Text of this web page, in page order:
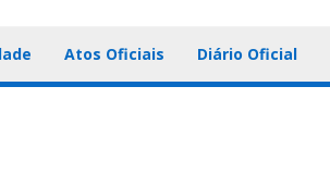
Atos Oficiais Diário Oficial